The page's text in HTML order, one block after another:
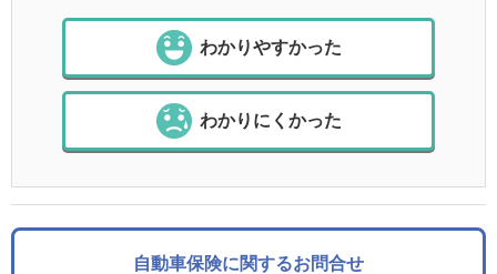
わかりやすかった
わかりにくかった
自動車保険に関するお問合せ